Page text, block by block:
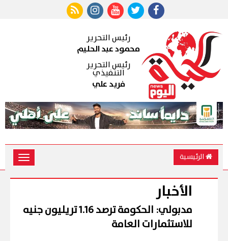
رئيس التحرير
محمود عبد الحليم
رئيس التحرير
التنفيذي
فريد علي
الرئيسية
Toggle
الأخبار
مدبولي: الحكومة ترصد 1.16 تريليون جنيه
للاستثمارات العامة